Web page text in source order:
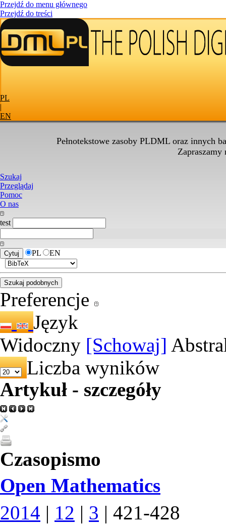
Przejdź do menu głównego
Przejdź do treści
PL
|
EN
Pełnotekstowe zasoby PLDML oraz innych
Zapraszamy
Szukaj
Przeglądaj
Pomoc
O nas
test
PL EN
Preferencje
Język
Widoczny [Schowaj]
Liczba wyników
Artykuł - szczegóły
Czasopismo
Open Mathematics
2014 | 12 | 3 | 421-428